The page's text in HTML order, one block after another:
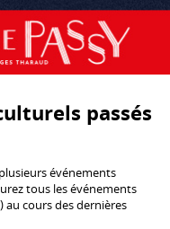
passés
événements
tous les événements
au cours des dernières